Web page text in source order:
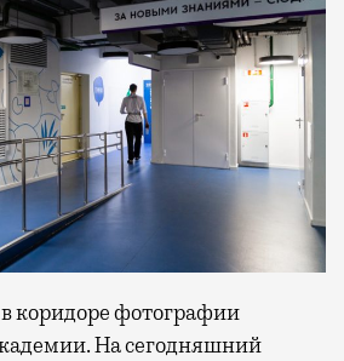
коридоре фотографии
На сегодняшний